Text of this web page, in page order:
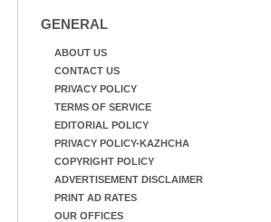
GENERAL
ABOUT US
CONTACT US
PRIVACY POLICY
TERMS OF SERVICE
EDITORIAL POLICY
PRIVACY POLICY-KAZHCHA
COPYRIGHT POLICY
ADVERTISEMENT DISCLAIMER
PRINT AD RATES
OUR OFFICES